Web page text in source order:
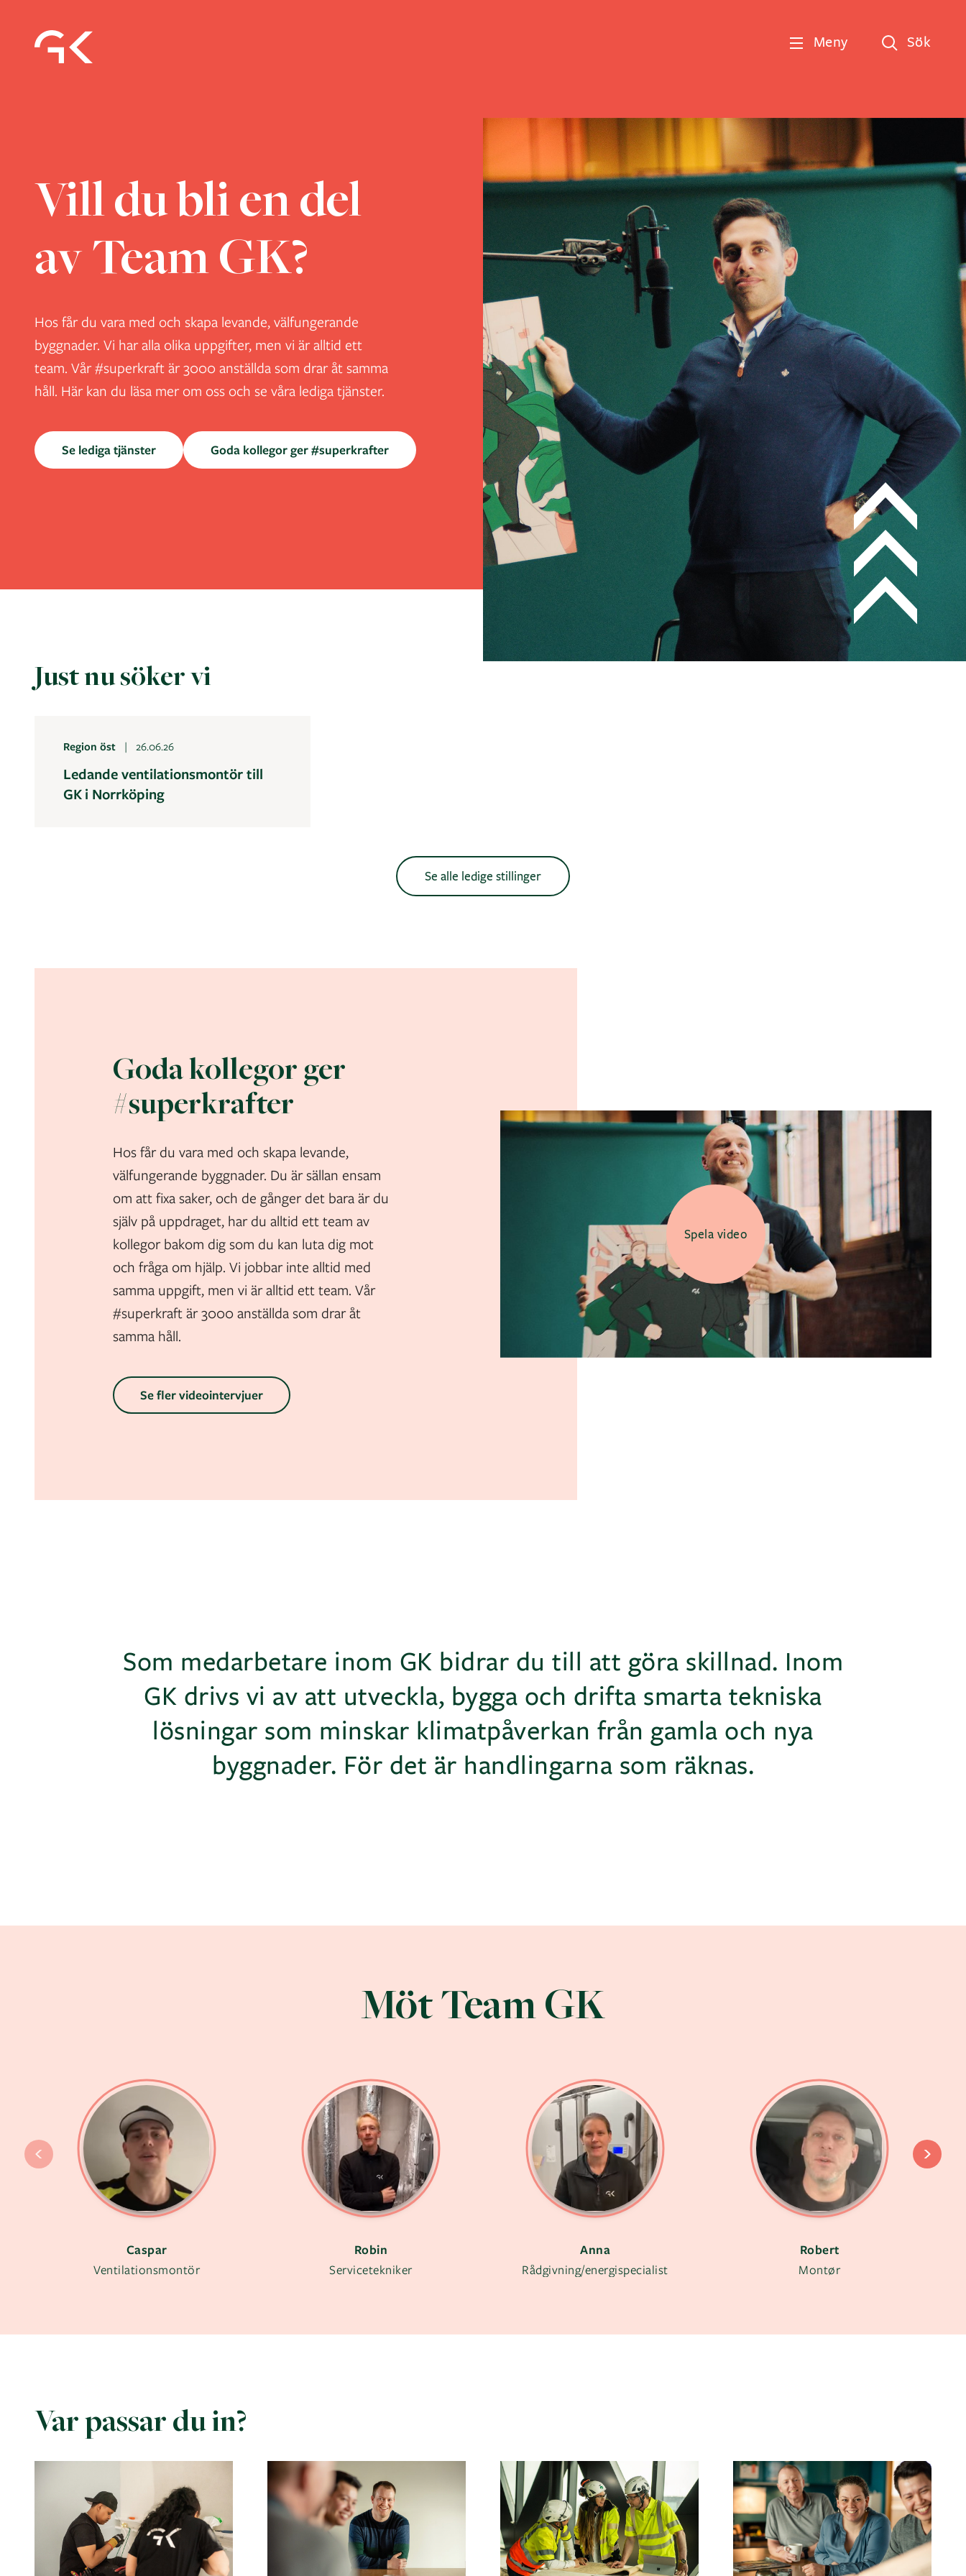
Meny Sök
Vill du bli en del
av Team GK?
Hos får du vara med och skapa levande, välfungerande
byggnader. Vi har alla olika uppgifter, men vi är alltid ett
team. Vår #superkraft är 3000 anställda som drar åt samma
håll. Här kan du läsa mer om oss och se våra lediga tjänster.
Se lediga tjänster Goda kollegor ger #superkrafter
Just nu söker vi
Region öst 26.06.26
Ledande ventilationsmontör till
GK i Norrköping
Se alle ledige stillinger
Goda kollegor ger
#superkrafter
Hos får du vara med och skapa levande,
välfungerande byggnader. Du är sällan ensam
om att fixa saker, och de gånger det bara är du
själv på uppdraget, har du alltid ett team av
kollegor bakom dig som du kan luta dig mot
och fråga om hjälp. Vi jobbar inte alltid med
samma uppgift, men vi är alltid ett team. Vår
#superkraft är 3000 anställda som drar åt
samma håll.
Se fler videointervjuer
Spela video
Som medarbetare inom GK bidrar du till att göra skillnad. Inom
GK drivs vi av att utveckla, bygga och drifta smarta tekniska
lösningar som minskar klimatpåverkan från gamla och nya
byggnader. För det är handlingarna som räknas.
Möt Team GK
Caspar
Ventilationsmontör
Robin
Servicetekniker
Anna
Rådgivning/energispecialist
Robert
Montør
Var passar du in?